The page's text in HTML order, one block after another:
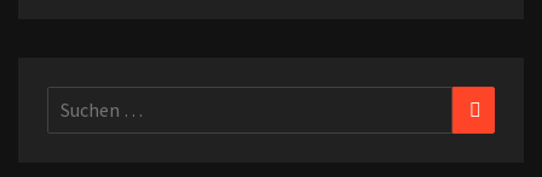
Suchen
nach:
Suchen